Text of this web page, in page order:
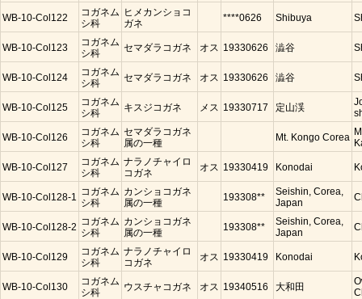
WB-10-Col122
コガネム
シ科
ヒメカンショコ
ガネ
****0626 Shibuya
WB-10-Col123
コガネム
シ科
セマダラコガネ オス 19330626 澁谷
WB-10-Col124
コガネム
シ科
セマダラコガネ オス 19330626 澁谷
WB-10-Col125
コガネム
シ科
キスジコガネ メス 19330717 定山渓
WB-10-Col126
コガネム
シ科
セマダラコガネ
属の一種
Mt. Kongo Corea
WB-10-Col127
コガネム
シ科
ナラノチャイロ
コガネ
オス 19330419 Konodai
WB-10-Col128-1 コガネム
シ科
カンショコガネ
属の一種
193308**
Seishin, Corea,
Japan
WB-10-Col128-2 コガネム
シ科
カンショコガネ
属の一種
193308**
Seishin, Corea,
Japan
WB-10-Col129
コガネム
シ科
ナラノチャイロ
コガネ
オス 19330419 Konodai
WB-10-Col130
コガネム
シ科
ウスチャコガネ オス 19340516 大和田